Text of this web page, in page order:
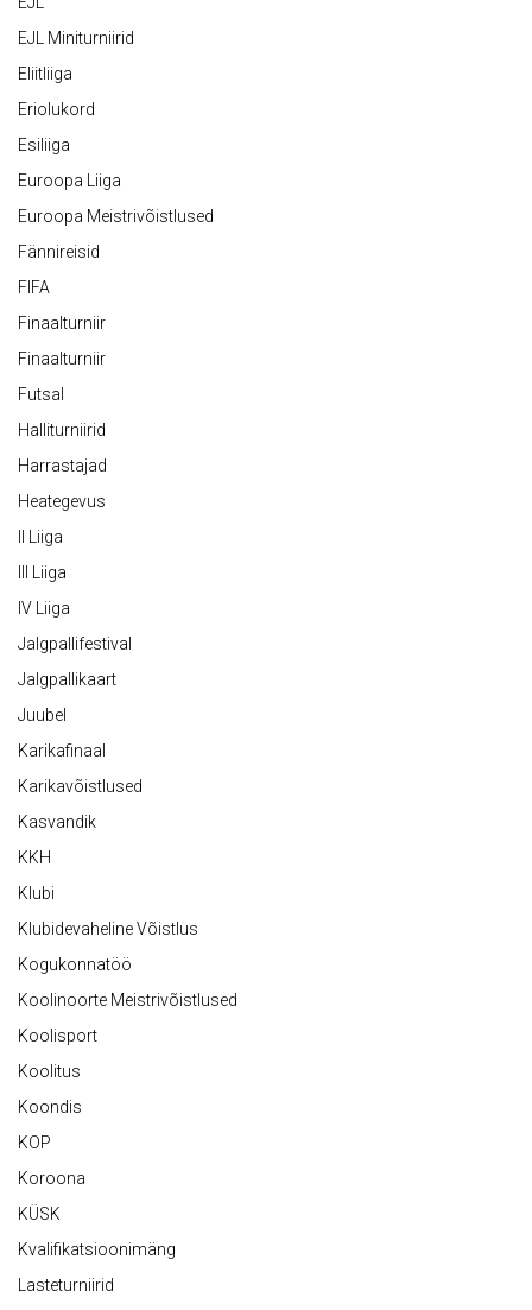
EJL Miniturniirid
Eliitliiga
Eriolukord
Esiliiga
Euroopa Liiga
Euroopa Meistrivõistlused
Fännireisid
FIFA
Finaalturniir
Finaalturniir
Futsal
Halliturniirid
Harrastajad
Heategevus
II Liiga
III Liiga
IV Liiga
Jalgpallifestival
Jalgpallikaart
Juubel
Karikafinaal
Karikavõistlused
Kasvandik
KKH
Klubi
Klubidevaheline Võistlus
Kogukonnatöö
Koolinoorte Meistrivõistlused
Koolisport
Koolitus
Koondis
KOP
Koroona
KÜSK
Kvalifikatsioonimäng
Lasteturniirid